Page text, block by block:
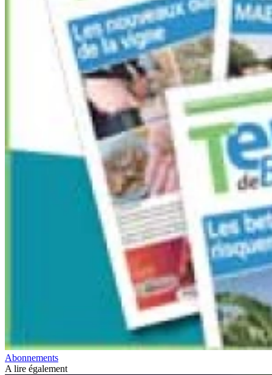
Abonnements
A lire également